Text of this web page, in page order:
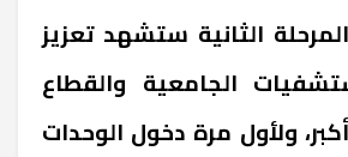
الثانية ستشهد تعزيز
الجامعية والقطاع
ولأول مرة دخول الوحدات